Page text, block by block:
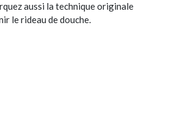
aussi la technique originale
le rideau de douche.